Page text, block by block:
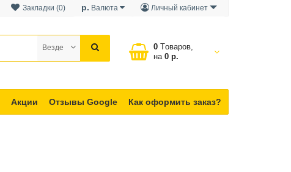
Личный кабинет
р. Валюта
Закладки (0)
0 Tоваров,
на
0 р.
Везде
Акции Отзывы Google Как оформить заказ?